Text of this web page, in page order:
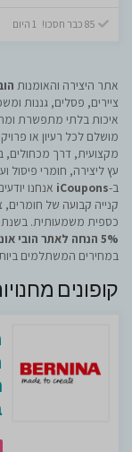
אתר היצירה והאומנות
ציירים, פסלים, גננות
איכות בלתי מתפשרת
מושלם לכל רעיון או
מקצועית, דרך מכחולים,
ב-iCoupons אנחנו
קנייה קבועה של חומרים,
כספית משמעותית. בשנת 2026, אנחנו שמחים להעניק לכם
5% הנחה לאתר הובי אונליין
במחירים המשתלמים
קופונים